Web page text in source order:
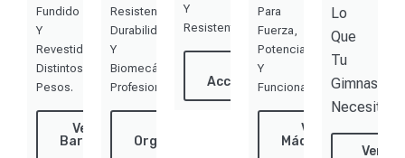
Fundido
Y
Revestidos.
Distintos
Pesos.
Ver
Barras
Resistencia,
Durabilidad
Y
Biomecánica
Profesional.
Organizadores
Y
Resistentes.
Accesorios
Para
Fuerza,
Potencia
Y
Funcional.
Ver
Máquinas
Lo
Que
Tu
Gimnasio
Necesita
Ver